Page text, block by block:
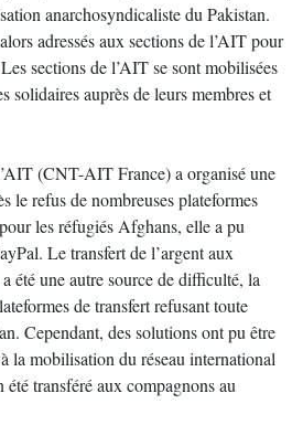
anarchosyndicaliste du Pakistan.
adressés aux sections de l’AIT pour
sections de l’AIT se sont mobilisées
solidaires auprès de leurs membres et
(CNT-AIT France) a organisé une
le refus de nombreuses plateformes
les réfugiés Afghans, elle a pu
Le transfert de l’argent aux
été une autre source de difficulté, la
de transfert refusant toute
Cependant, des solutions ont pu être
la mobilisation du réseau international
été transféré aux compagnons au